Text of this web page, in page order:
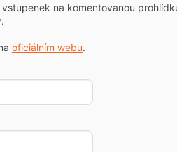
na komentovanou
oficiálním webu.